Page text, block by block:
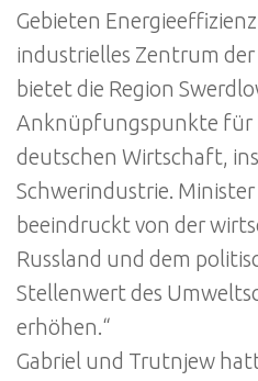
Gebieten
industrielles Zentrum der
bietet die Region
Anknüpfungspunkte für
deutschen Wirtschaft,
Schwerindustrie. Minister
beeindruckt von der
Russland und dem
Stellenwert des
erhöhen.“
Gabriel und Trutnjew